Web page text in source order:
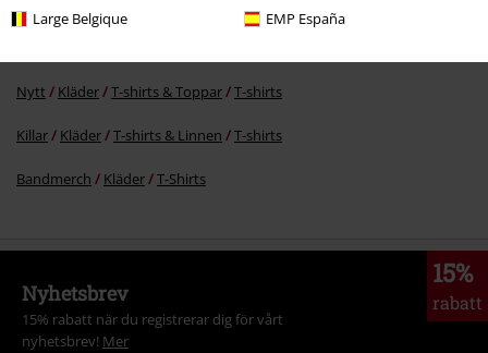
Large Belgique EMP España
Nytt Kläder T-shirts & Toppar T-shirts
Killar Kläder T-shirts & Linnen T-shirts
Bandmerch Kläder T-Shirts
15%
rabatt
Nyhetsbrev
15% rabatt när du registrerar dig för vårt
nyhetsbrev! Mer